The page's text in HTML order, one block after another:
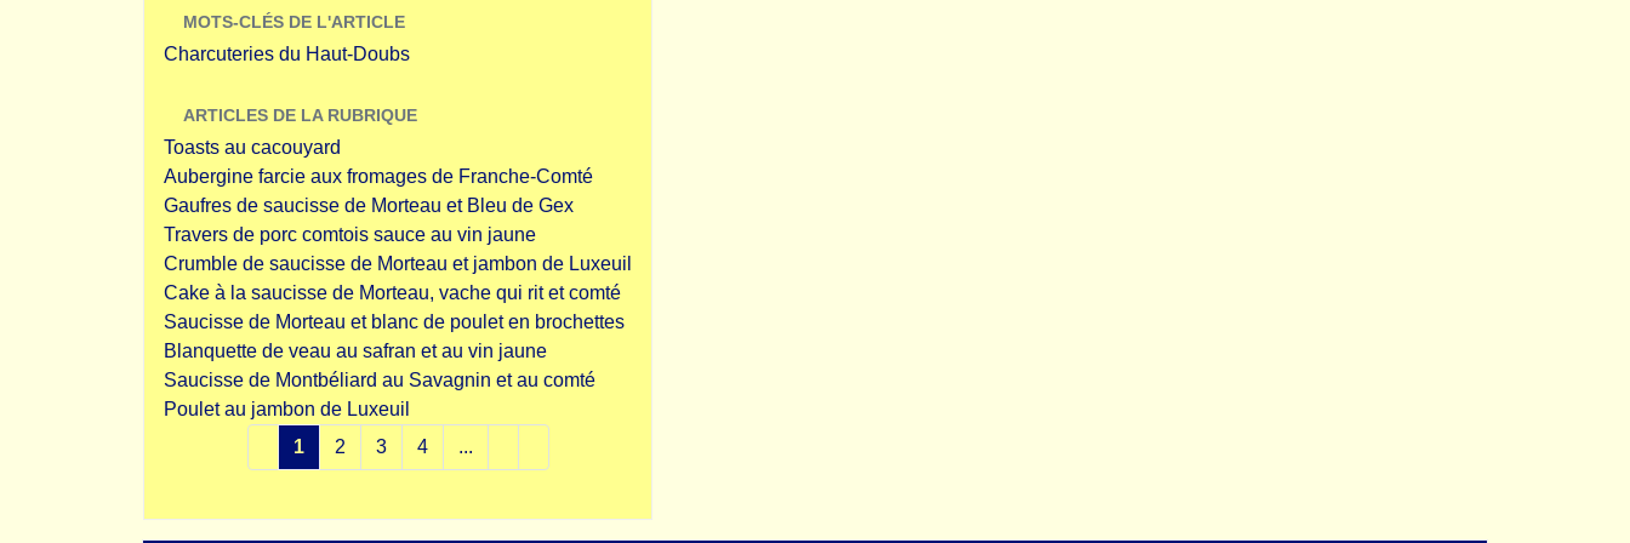
MOTS-CLÉS DE L'ARTICLE
Charcuteries du Haut-Doubs
ARTICLES DE LA RUBRIQUE
Toasts au cacouyard
Aubergine farcie aux fromages de Franche-Comté
Gaufres de saucisse de Morteau et Bleu de Gex
Travers de porc comtois sauce au vin jaune
Crumble de saucisse de Morteau et jambon de Luxeuil
Cake à la saucisse de Morteau, vache qui rit et comté
Saucisse de Morteau et blanc de poulet en brochettes
Blanquette de veau au safran et au vin jaune
Saucisse de Montbéliard au Savagnin et au comté
Poulet au jambon de Luxeuil
1
2 3 4 ...